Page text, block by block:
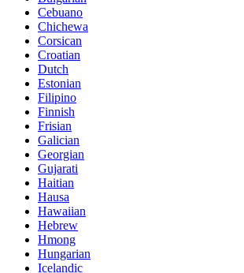
Cebuano
Chichewa
Corsican
Croatian
Dutch
Estonian
Filipino
Finnish
Frisian
Galician
Georgian
Gujarati
Haitian
Hausa
Hawaiian
Hebrew
Hmong
Hungarian
Icelandic